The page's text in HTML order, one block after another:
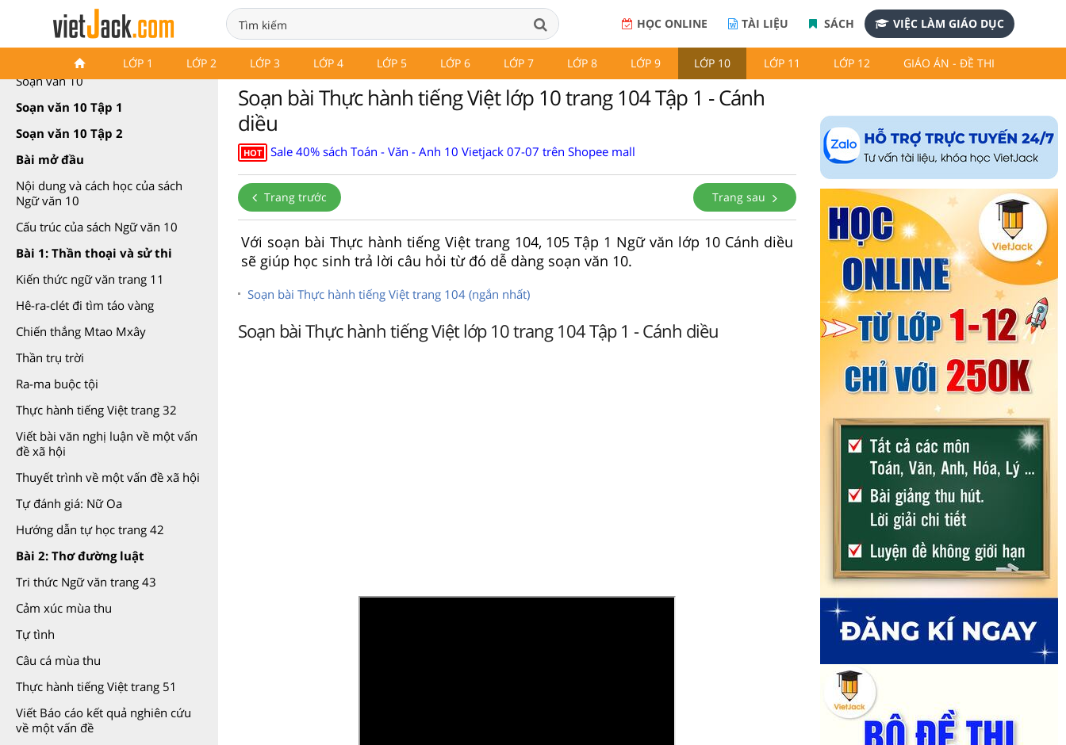
HỌC ONLINE TÀI LIỆU SÁCH VIỆC LÀM GIÁO DỤC
LỚP 1 LỚP 2 LỚP 3 LỚP 4 LỚP 5 LỚP 6 LỚP 7 LỚP 8 LỚP 9 LỚP 10 LỚP 11 LỚP 12 GIÁO ÁN - ĐỀ THI
Soạn văn 10 Cánh diều
Soạn văn 10
Soạn văn 10 Tập 1
Soạn văn 10 Tập 2
Bài mở đầu
Nội dung và cách học của sách
Ngữ văn 10
Cấu trúc của sách Ngữ văn 10
Bài 1: Thần thoại và sử thi
Kiến thức ngữ văn trang 11
Hê-ra-clét đi tìm táo vàng
Chiến thắng Mtao Mxây
Thần trụ trời
Ra-ma buộc tội
Thực hành tiếng Việt trang 32
Viết bài văn nghị luận về một vấn
đề xã hội
Thuyết trình về một vấn đề xã hội
Tự đánh giá: Nữ Oa
Hướng dẫn tự học trang 42
Bài 2: Thơ đường luật
Tri thức Ngữ văn trang 43
Cảm xúc mùa thu
Tự tình
Câu cá mùa thu
Thực hành tiếng Việt trang 51
Viết Báo cáo kết quả nghiên cứu
về một vấn đề
Soạn bài Thực hành tiếng Việt lớp 10 trang 104 Tập 1 - Cánh
diều
HOT Sale 40% sách Toán - Văn - Anh 10 Vietjack 07-07 trên Shopee mall
Trang trước Trang sau
Với soạn bài Thực hành tiếng Việt trang 104, 105 Tập 1 Ngữ văn lớp 10 Cánh diều
sẽ giúp học sinh trả lời câu hỏi từ đó dễ dàng soạn văn 10.
Soạn bài Thực hành tiếng Việt trang 104 (ngắn nhất)
Soạn bài Thực hành tiếng Việt lớp 10 trang 104 Tập 1 - Cánh diều